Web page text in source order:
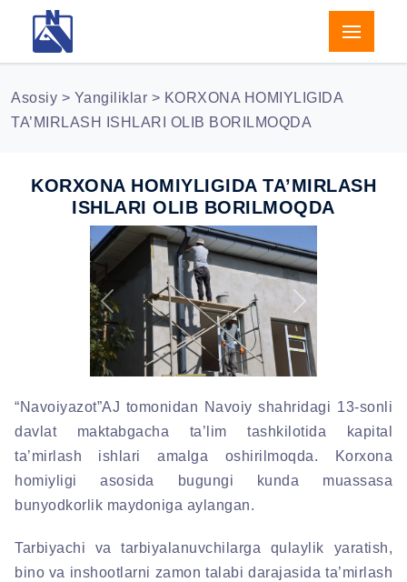
Asosiy > Yangiliklar > KORXONA HOMIYLIGIDA
TA’MIRLASH ISHLARI OLIB BORILMOQDA
KORXONA HOMIYLIGIDA TA’MIRLASH
ISHLARI OLIB BORILMOQDA
Previous Next
“Navoiyazot”AJ tomonidan Navoiy shahridagi 13-sonli
davlat maktabgacha ta’lim tashkilotida kapital
ta’mirlash ishlari amalga oshirilmoqda. Korxona
homiyligi asosida bugungi kunda muassasa
bunyodkorlik maydoniga aylangan.
Tarbiyachi va tarbiyalanuvchilarga qulaylik yaratish,
bino va inshootlarni zamon talabi darajasida ta’mirlash